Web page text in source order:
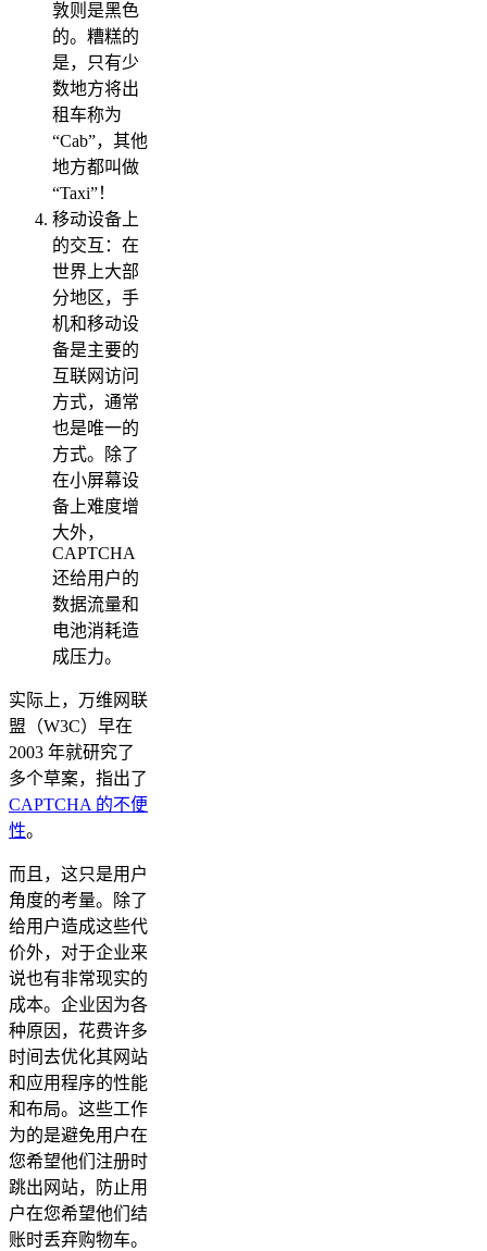
敦则是黑色
的。糟糕的
是，只有少
数地方将出
租车称为
“Cab”，其他
地方都叫做
“Taxi”！
移动设备上
的交互：在
世界上大部
分地区，手
机和移动设
备是主要的
互联网访问
方式，通常
也是唯一的
方式。除了
在小屏幕设
备上难度增
大外，
CAPTCHA
还给用户的
数据流量和
电池消耗造
成压力。
实际上，万维网联
盟（W3C）早在
2003 年就研究了
多个草案，指出了
CAPTCHA 的不便
性。
而且，这只是用户
角度的考量。除了
给用户造成这些代
价外，对于企业来
说也有非常现实的
成本。企业因为各
种原因，花费许多
时间去优化其网站
和应用程序的性能
和布局。这些工作
为的是避免用户在
您希望他们注册时
跳出网站，防止用
户在您希望他们结
账时丢弃购物车。